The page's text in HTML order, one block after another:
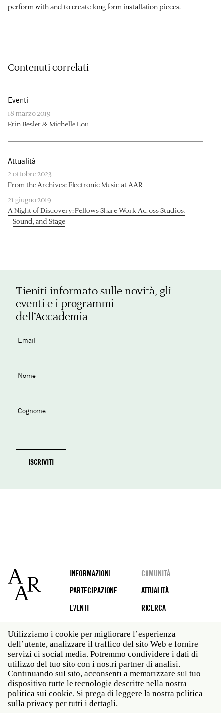
perform with and to create long form installation pieces.
Contenuti correlati
Eventi
18 marzo 2019
Erin Besler & Michelle Lou
Attualità
2 ottobre 2023
From the Archives: Electronic Music at AAR
21 giugno 2019
A Night of Discovery: Fellows Share Work Across Studios,
Sound, and Stage
Tieniti informato sulle novità, gli
eventi e i programmi
dell’Accademia
Email
Nome
Cognome
Footer
INFORMAZIONI
COMUNITÀ
PARTECIPAZIONE
ATTUALITÀ
EVENTI
RICERCA
Social
media
Roma: Via Angelo Masina 5 00153 Roma ITALIA · t 39
06 58461 · f 39 06 5810788
New York: 535 West 22nd Street Third Floor New York
NY 10011 · t 212 751 7200 · f 212 751 7220
Utilizziamo i cookie per migliorare l’esperienza
dell’utente, analizzare il traffico del sito Web e fornire
servizi di social media. Potremmo condividere i dati di
utilizzo del tuo sito con i nostri partner di analisi.
Continuando sul sito, acconsenti a memorizzare sul tuo
dispositivo tutte le tecnologie descritte nella nostra
politica sui cookie. Si prega di leggere la nostra politica
sulla privacy per tutti i dettagli.